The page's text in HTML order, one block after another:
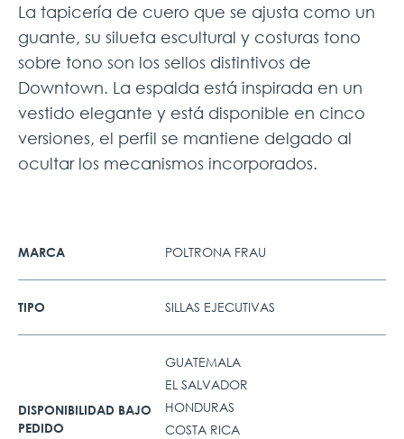
La tapicería de cuero que se ajusta como un
guante, su silueta escultural y costuras tono
sobre tono son los sellos distintivos de
Downtown. La espalda está inspirada en un
vestido elegante y está disponible en cinco
versiones, el perfil se mantiene delgado al
ocultar los mecanismos incorporados.
MARCA POLTRONA FRAU
TIPO SILLAS EJECUTIVAS
DISPONIBILIDAD BAJO
PEDIDO
GUATEMALA
EL SALVADOR
HONDURAS
COSTA RICA